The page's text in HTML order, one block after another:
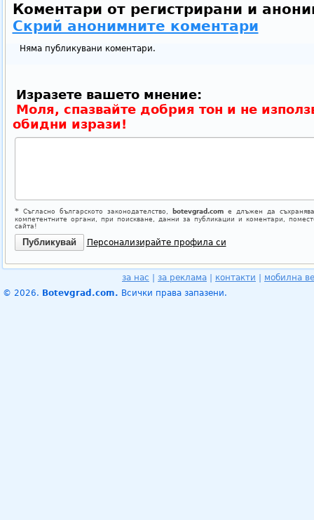
Коментари от регистрирани и
Скрий анонимните коментари
Няма публикувани коментари.
Изразете вашето мнение:
Моля, спазвайте добрия тон и не
обидни изрази!
*Съгласно българското законодателство, botevgrad.comе длъжен да
компетентните органи, при поискване, данни за публикации и коментари,
сайта!
Персонализирайте профила си
за нас за реклама контакти
мобилна
© 2026. Botevgrad.com. Всички права запазени.